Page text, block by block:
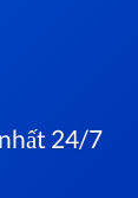
24/7